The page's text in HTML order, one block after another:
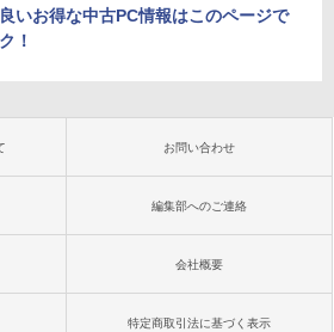
いお得な中古PC情報はこのページで
！
お問い合わせ
編集部へのご連絡
会社概要
特定商取引法に基づく表示